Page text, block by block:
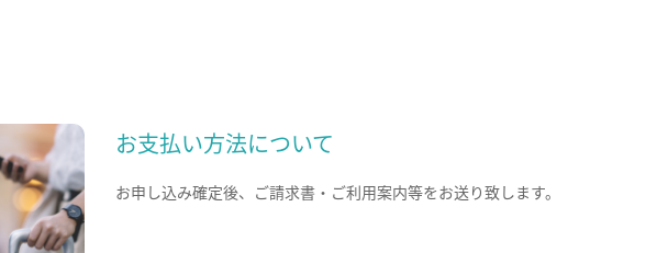
お支払い方法について
お申し込み確定後、ご請求書・ご利用案内等をお送り致します。